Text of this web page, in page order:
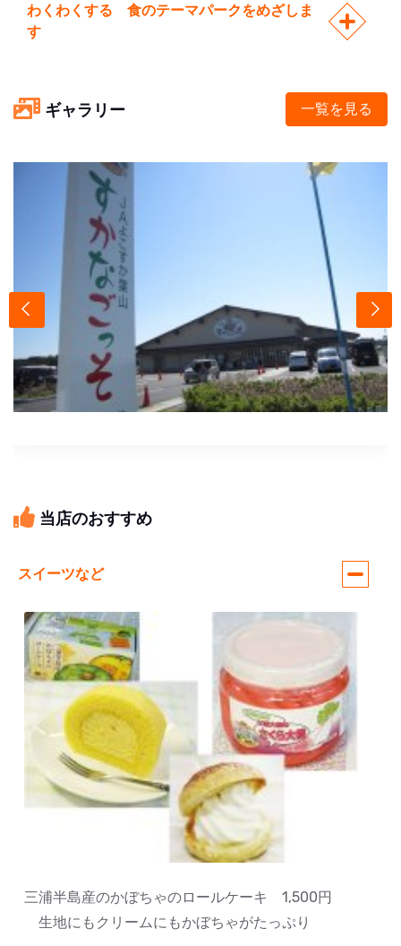
わくわくする 食のテーマパークをめざしま
す
ギャラリー 一覧を見る
当店のおすすめ
スイーツなど
三浦半島産のかぼちゃのロールケーキ 1,500円
生地にもクリームにもかぼちゃがたっぷり